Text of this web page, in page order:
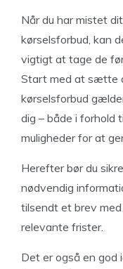
Når du har mistet
kørselsforbud, kan
vigtigt at tage de
Start med at sætte
kørselsforbud
dig – både i forhold
muligheder for at
Herefter bør du
nødvendig
tilsendt et brev
relevante frister.
Det er også en god